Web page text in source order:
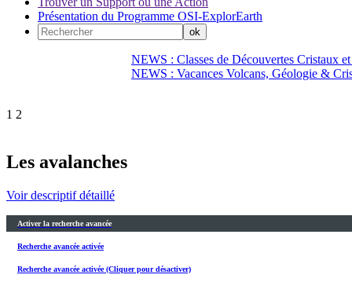
Présentation du Programme OSI-ExplorEarth
NEWS : Classes de Découvertes Cristaux
NEWS : Vacances Volcans, Géologie &
1 2
Les avalanches
Voir descriptif détaillé
Activer la recherche avancée
Recherche avancée activée
Recherche avancée activée (Cliquer pour désactiver)